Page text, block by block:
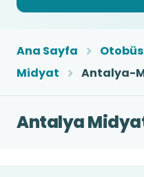
Ana Sayfa
Midyat
Antalya-
Antalya